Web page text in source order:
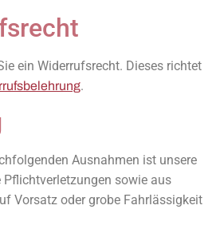
ein Widerrufsrecht. Dieses richtet
.
Ausnahmen ist unsere
sowie aus
Vorsatz oder grobe Fahrlässigkeit